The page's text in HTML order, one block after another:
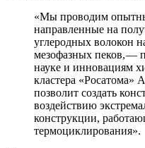
«Мы проводим
направленные на
углеродных волокон
мезофазных пеков, —
науке и инновациям
кластера «Росатома»
позволит создать
воздействию
конструкции,
термоциклирования».